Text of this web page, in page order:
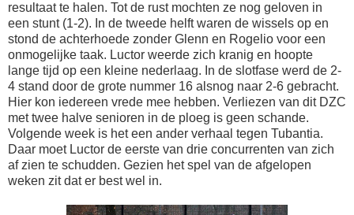
resultaat te halen. Tot de rust mochten ze nog geloven in
een stunt (1-2). In de tweede helft waren de wissels op en
stond de achterhoede zonder Glenn en Rogelio voor een
onmogelijke taak. Luctor weerde zich kranig en hoopte
lange tijd op een kleine nederlaag. In de slotfase werd de 2-
4 stand door de grote nummer 16 alsnog naar 2-6 gebracht.
Hier kon iedereen vrede mee hebben. Verliezen van dit DZC
met twee halve senioren in de ploeg is geen schande.
Volgende week is het een ander verhaal tegen Tubantia.
Daar moet Luctor de eerste van drie concurrenten van zich
af zien te schudden. Gezien het spel van de afgelopen
weken zit dat er best wel in.